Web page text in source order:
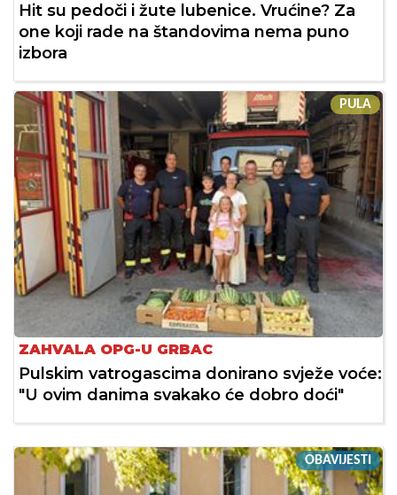
Hit su pedoči i žute lubenice. Vrućine? Za
one koji rade na štandovima nema puno
izbora
PULA
ZAHVALA OPG-U GRBAC
Pulskim vatrogascima donirano svježe voće:
"U ovim danima svakako će dobro doći"
OBAVIJESTI